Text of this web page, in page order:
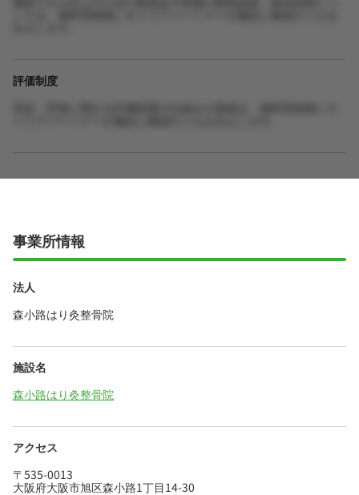
評価制度
事業所情報
法人
森小路はり灸整骨院
施設名
森小路はり灸整骨院
アクセス
〒535-0013
大阪府大阪市旭区森小路1丁目14-30